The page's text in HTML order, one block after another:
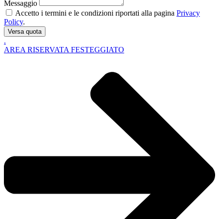
Messaggio
Accetto i termini e le condizioni riportati alla pagina Privacy
Policy.
Versa quota
.
AREA RISERVATA FESTEGGIATO